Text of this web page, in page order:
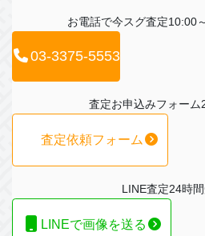
お電話で今スグ査定10:00
03-3375-5553
査定お申込みフォーム
査定依頼フォーム
LINE査定24時
LINEで画像を送る